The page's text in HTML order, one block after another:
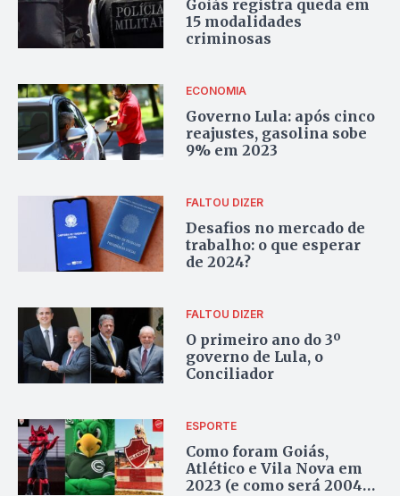
Goiás registra queda em
15 modalidades
criminosas
ECONOMIA
Governo Lula: após cinco
reajustes, gasolina sobe
9% em 2023
FALTOU DIZER
Desafios no mercado de
trabalho: o que esperar
de 2024?
FALTOU DIZER
O primeiro ano do 3º
governo de Lula, o
Conciliador
ESPORTE
Como foram Goiás,
Atlético e Vila Nova em
2023 (e como será 2004